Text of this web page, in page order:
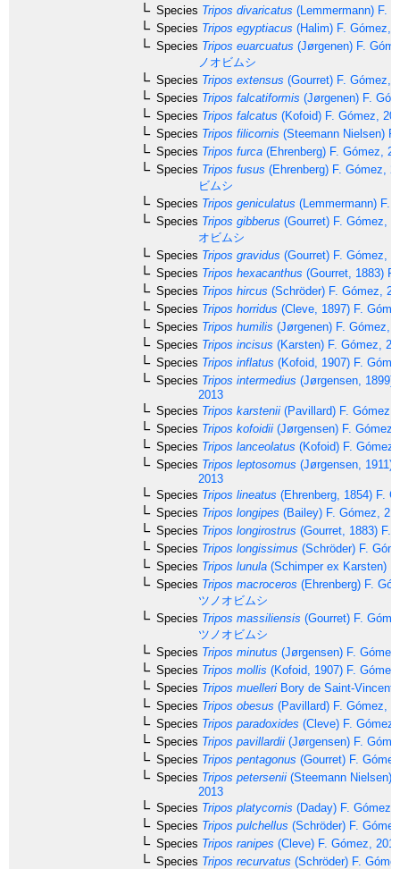
Species Tripos divaricatus (Lemmermann) F.
Species Tripos egyptiacus (Halim) F. Gómez,
Species Tripos euarcuatus (Jørgenen) F.
ノオビムシ
Species Tripos extensus (Gourret) F. Gómez,
Species Tripos falcatiformis (Jørgenen) F.
Species Tripos falcatus (Kofoid) F. Gómez,
Species Tripos filicornis (Steemann Nielsen)
Species Tripos furca (Ehrenberg) F. Gómez,
Species Tripos fusus (Ehrenberg) F. Gómez,
ビムシ
Species Tripos geniculatus (Lemmermann) F.
Species Tripos gibberus (Gourret) F. Gómez,
オビムシ
Species Tripos gravidus (Gourret) F. Gómez,
Species Tripos hexacanthus (Gourret, 1883)
Species Tripos hircus (Schröder) F. Gómez,
Species Tripos horridus (Cleve, 1897) F.
Species Tripos humilis (Jørgenen) F. Gómez,
Species Tripos incisus (Karsten) F. Gómez,
Species Tripos inflatus (Kofoid, 1907) F.
Species Tripos intermedius (Jørgensen, 1899)
2013
Species Tripos karstenii (Pavillard) F. Gómez,
Species Tripos kofoidii (Jørgensen) F. Gómez,
Species Tripos lanceolatus (Kofoid) F. Gómez,
Species Tripos leptosomus (Jørgensen, 1911)
2013
Species Tripos lineatus (Ehrenberg, 1854) F.
Species Tripos longipes (Bailey) F. Gómez,
Species Tripos longirostrus (Gourret, 1883) F.
Species Tripos longissimus (Schröder) F.
Species Tripos lunula (Schimper ex Karsten)
Species Tripos macroceros (Ehrenberg) F.
ツノオビムシ
Species Tripos massiliensis (Gourret) F.
ツノオビムシ
Species Tripos minutus (Jørgensen) F.
Species Tripos mollis (Kofoid, 1907) F.
Species Tripos muelleri Bory de Saint-Vincent,
Species Tripos obesus (Pavillard) F. Gómez,
Species Tripos paradoxides (Cleve) F. Gómez,
Species Tripos pavillardii (Jørgensen) F.
Species Tripos pentagonus (Gourret) F.
Species Tripos petersenii (Steemann Nielsen)
2013
Species Tripos platycornis (Daday) F. Gómez,
Species Tripos pulchellus (Schröder) F.
Species Tripos ranipes (Cleve) F. Gómez, 2013
Species Tripos recurvatus (Schröder) F.